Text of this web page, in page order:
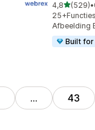
4,8van 5
(529)
529 •
Afbeelding
Built
… 43